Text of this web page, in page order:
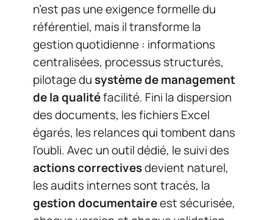
n’est pas une exigence formelle du
référentiel, mais il transforme la
gestion quotidienne : informations
centralisées, processus structurés,
pilotage du système de management
de la qualitéfacilité. Fini la dispersion
des documents, les fichiers Excel
égarés, les relances qui tombent dans
l’oubli. Avec un outil dédié, le suivi des
actions correctivesdevient naturel,
les audits internes sont tracés, la
gestion documentaireest sécurisée,